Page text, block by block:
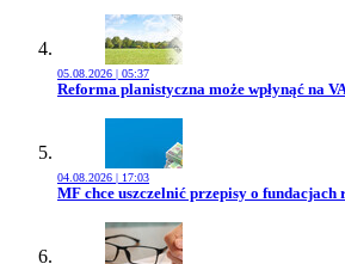
05.08.2026 | 05:37
Przejdź do artykułu:
Reforma planistyczna może wpłynąć na
04.08.2026 | 17:03
Przejdź do artykułu:
MF chce uszczelnić przepisy o fundacjach